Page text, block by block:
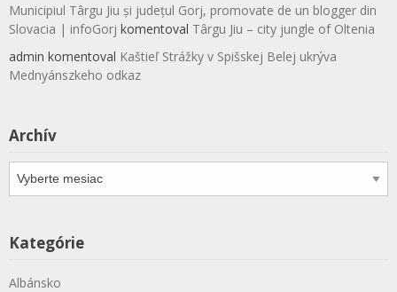
Municipiul Târgu Jiu și județul Gorj, promovate de un blogger din
Slovacia | infoGorj komentoval Târgu Jiu – city jungle of Oltenia
admin komentoval Kaštieľ Strážky v Spišskej Belej ukrýva
Mednyánszkeho odkaz
Archív
Archív
Kategórie
Albánsko